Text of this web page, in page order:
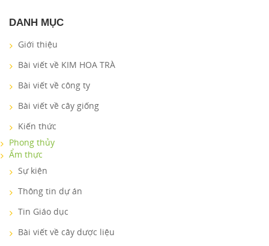
Nam ...
DANH MỤC
Giới thiệu
Bài viết về KIM HOA TRÀ
Bài viết về công ty
Bài viết về cây giống
Kiến thức
Phong thủy
Ẩm thực
Sự kiện
Thông tin dự án
Tin Giáo dục
Bài viết về cây dược liệu